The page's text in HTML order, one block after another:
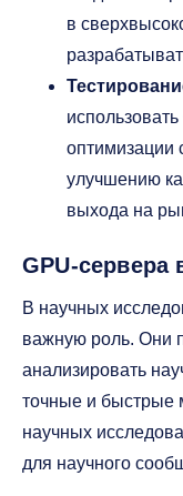
в
оптимизации
улучшению
выхода на
GPU-сервера
В научных
важную роль. Они
анализировать
точные и быстрые
научных
для научного